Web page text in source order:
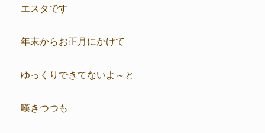
エスタです
年末からお正月にかけて
ゆっくりできてないよ～と
嘆きつつも